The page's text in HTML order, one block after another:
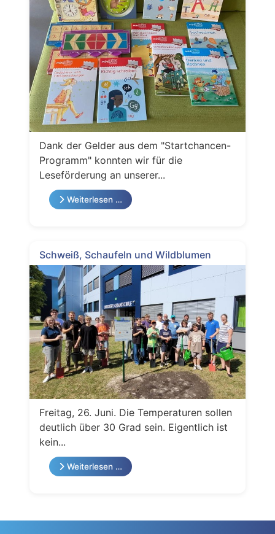
Dank der Gelder aus dem "Startchancen-
Programm" konnten wir für die
Leseförderung an unserer...
Weiterlesen …
Schweiß, Schaufeln und Wildblumen
Freitag, 26. Juni. Die Temperaturen sollen
deutlich über 30 Grad sein. Eigentlich ist
kein...
Weiterlesen …